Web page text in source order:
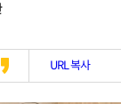
URL 복사